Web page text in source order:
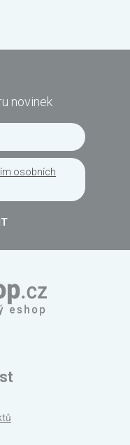
novinek
osobních